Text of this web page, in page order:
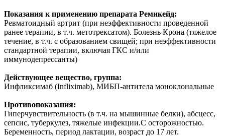
Показания к применению препарата Ремикейд:
Ревматоидный артрит (при неэффективности проведенной
ранее терапии, в т.ч. метотрексатом). Болезнь Крона (тяжелое
течение, в т.ч. с образованием свищей; при неэффективности
стандартной терапии, включая ГКС и/или
иммунодепрессанты)
Действующее вещество, группа:
Инфликсимаб (Infliximab), МИБП-антитела моноклональные
Противопоказания:
Гиперчувствительность (в т.ч. на мышинные белки), абсцесс,
сепсис, туберкулез, тяжелые инфекции.C осторожностью.
Беременность, период лактации, возраст до 17 лет.